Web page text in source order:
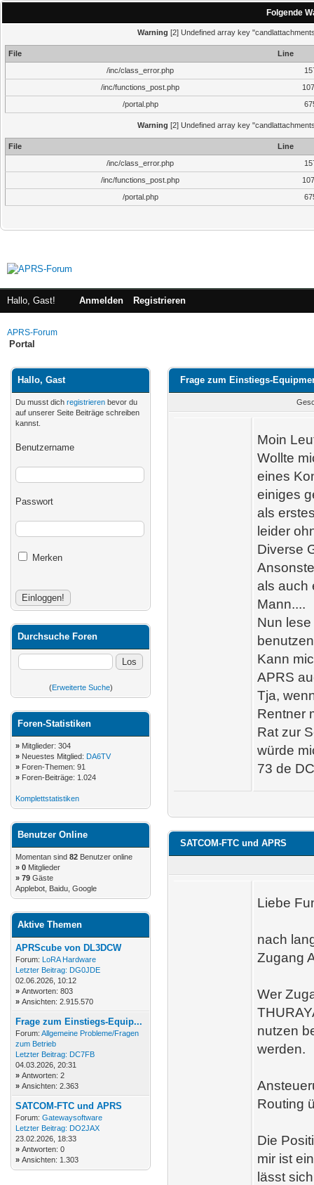
Folgende
Warning [2] Undefined array key
File
Line
/inc/class_error.php
/inc/functions_post.php
/portal.php
Warning [2] Undefined array key
File
Line
/inc/class_error.php
/inc/functions_post.php
/portal.php
Hallo, Gast! Anmelden Registrieren
APRS-Forum
Portal
Hallo, Gast
Du musst dich registrieren bevor du
auf unserer Seite Beiträge schreiben
kannst.
Benutzername
Passwort
Merken
Durchsuche Foren
(Erweiterte Suche)
Foren-Statistiken
» Mitglieder: 304
» Neuestes Mitglied: DA6TV
» Foren-Themen: 91
» Foren-Beiträge: 1.024
Komplettstatistiken
Benutzer Online
Momentan sind 82 Benutzer online
» 0 Mitglieder
» 79 Gäste
Applebot, Baidu, Google
Aktive Themen
APRScube von DL3DCW
Forum: LoRA Hardware
Letzter Beitrag: DG0JDE
02.06.2026, 10:12
» Antworten: 803
» Ansichten: 2.915.570
Frage zum Einstiegs-Equip...
Forum: Allgemeine Probleme/Fragen
zum Betrieb
Letzter Beitrag: DC7FB
04.03.2026, 20:31
» Antworten: 2
» Ansichten: 2.363
SATCOM-FTC und APRS
Forum: Gatewaysoftware
Letzter Beitrag: DO2JAX
23.02.2026, 18:33
» Antworten: 0
» Ansichten: 1.303
Frage zum Einstiegs-
Moin
Wollte
eines
einiges
als
leider
Diverse
als auch
Mann....
Nun
Kann
APRS
Tja,
Rentner
Rat zur
würde
73 de
SATCOM-FTC und APRS
Liebe
nach
Zugang
Wer
nutzen
werden.
Routing
Die
mir ist
lässt